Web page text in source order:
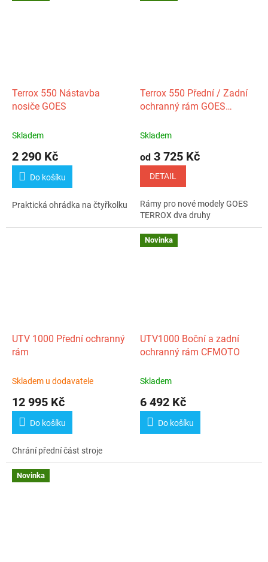
Terrox 550 Nástavba
nosiče GOES
Skladem
2 290 Kč
Do košíku
Praktická ohrádka na čtyřkolku
Terrox 550 Přední / Zadní
ochranný rám GOES
Skladem
od 3 725 Kč
DETAIL
Rámy pro nové modely GOES
TERROX dva druhy
UTV 1000 Přední ochranný
rám
Skladem u dodavatele
12 995 Kč
Do košíku
Chrání přední část stroje
Novinka
UTV1000 Boční a zadní
ochranný rám CFMOTO
Skladem
6 492 Kč
Do košíku
Novinka